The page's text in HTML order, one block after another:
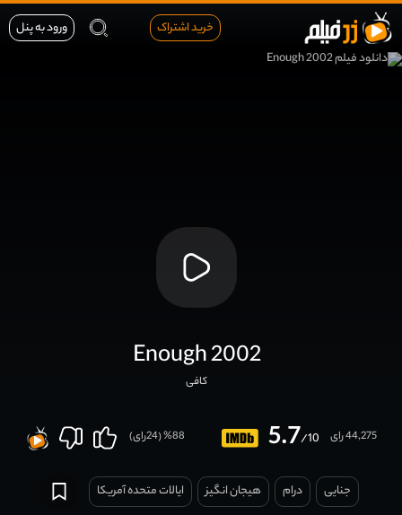
خرید اشتراک ورود به پنل
Enough 2002
کافی
5.7/10 44,275 رای 88
% (
24رای)
جنایی درام هیجان انگیز ایالات متحده آمریکا